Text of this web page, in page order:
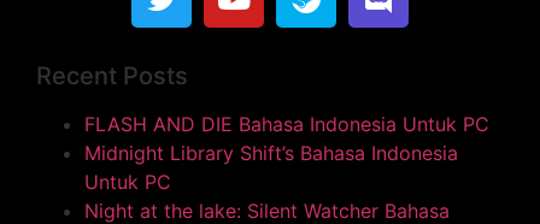
Recent Posts
FLASH AND DIE Bahasa Indonesia Untuk PC
Midnight Library Shift’s Bahasa Indonesia
Untuk PC
Night at the lake: Silent Watcher Bahasa